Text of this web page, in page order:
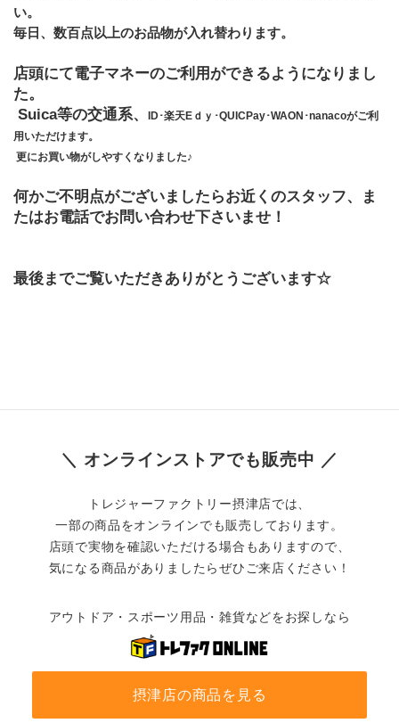
い。
毎日、数百点以上のお品物が入れ替わります。
店頭にて電子マネーのご利用ができるようになりまし
た。
Suica等の交通系、
ID･楽天Eｄｙ･QUICPay･WAON･nanacoがご利
用いただけます。
更にお買い物がしやすくなりました♪
何かご不明点がございましたらお近くのスタッフ、ま
たはお電話でお問い合わせ下さいませ！
最後までご覧いただきありがとうございます☆
＼ オンラインストアでも販売中 ／
トレジャーファクトリー摂津店では、
一部の商品をオンラインでも販売しております。
店頭で実物を確認いただける場合もありますので、
気になる商品がありましたらぜひご来店ください！
アウトドア・スポーツ用品・雑貨などをお探しなら
摂津店の商品を見る